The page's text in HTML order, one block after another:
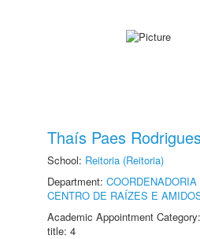
Thaís Paes
School: Reitoria (Reitoria)
Department:
CENTRO DE RAÍZES E
Academic Appointment
title: 4